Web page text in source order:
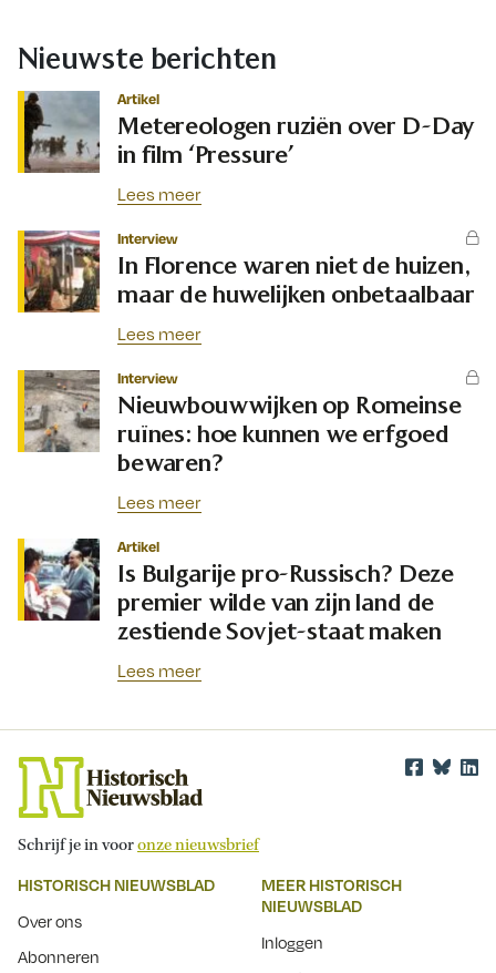
Nieuwste berichten
Artikel
Metereologen ruziën over D-Day
in film ‘Pressure’
Lees meer
Interview
In Florence waren niet de huizen,
maar de huwelijken onbetaalbaar
Lees meer
Interview
Nieuwbouwwijken op Romeinse
ruïnes: hoe kunnen we erfgoed
bewaren?
Lees meer
Artikel
Is Bulgarije pro-Russisch? Deze
premier wilde van zijn land de
zestiende Sovjet-staat maken
Lees meer
Schrijf je in vooronze nieuwsbrief
HISTORISCH NIEUWSBLAD
Over ons
Abonneren
MEER HISTORISCH
NIEUWSBLAD
Inloggen